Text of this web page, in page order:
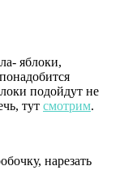
яблоки,
подойдут не
тут смотрим.
нарезать